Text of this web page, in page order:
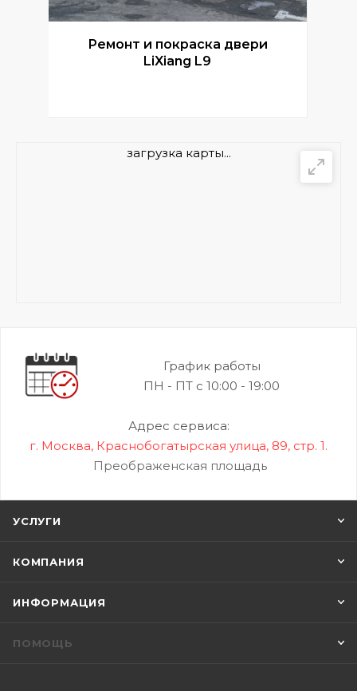
Ремонт и покраска двери
LiXiang L9
загрузка карты...
График работы
ПН - ПТ с 10:00 - 19:00
Адрес сервиса:
г. Москва, Краснобогатырская улица, 89, стр. 1.
Преображенская площадь
УСЛУГИ
КОМПАНИЯ
ИНФОРМАЦИЯ
ПОМОЩЬ